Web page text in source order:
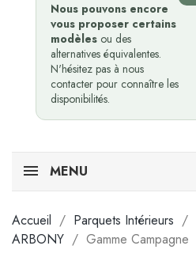
Nous pouvons encore
vous proposer certains
modèles ou des
alternatives équivalentes.
N'hésitez pas à nous
contacter pour connaître les
disponibilités.
MENU
Accueil Parquets Intérieurs
ARBONY
Gamme Campagne